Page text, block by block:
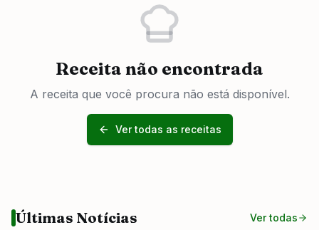
Receita não encontrada
A receita que você procura não está disponível.
Ver todas as receitas
Últimas Notícias Ver todas